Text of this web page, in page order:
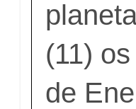
(11) os
de